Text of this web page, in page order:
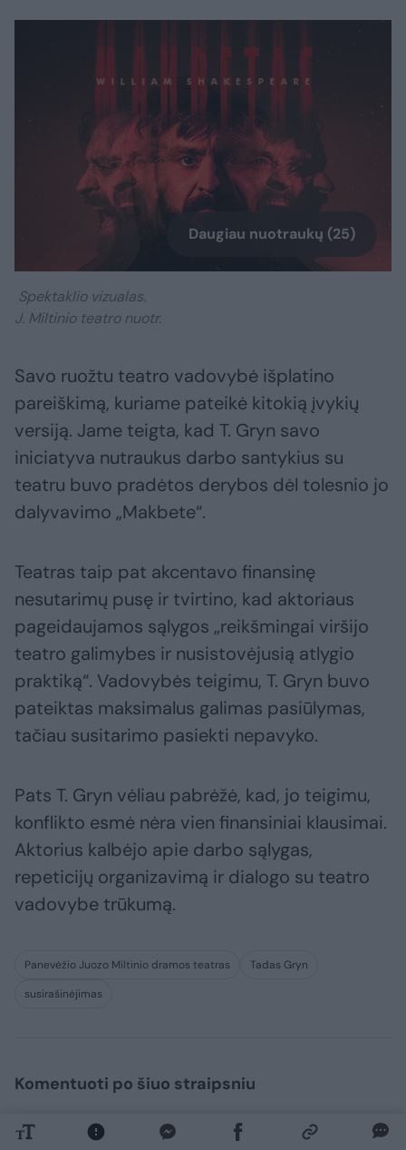
Daugiau nuotraukų (25)
Spektaklio vizualas.
J. Miltinio teatro nuotr.
Savo ruožtu teatro vadovybė išplatino
pareiškimą, kuriame pateikė kitokią įvykių
versiją. Jame teigta, kad T. Gryn savo
iniciatyva nutraukus darbo santykius su
teatru buvo pradėtos derybos dėl tolesnio jo
dalyvavimo „Makbete“.
Teatras taip pat akcentavo finansinę
nesutarimų pusę ir tvirtino, kad aktoriaus
pageidaujamos sąlygos „reikšmingai viršijo
teatro galimybes ir nusistovėjusią atlygio
praktiką“. Vadovybės teigimu, T. Gryn buvo
pateiktas maksimalus galimas pasiūlymas,
tačiau susitarimo pasiekti nepavyko.
Pats T. Gryn vėliau pabrėžė, kad, jo teigimu,
konflikto esmė nėra vien finansiniai klausimai.
Aktorius kalbėjo apie darbo sąlygas,
repeticijų organizavimą ir dialogo su teatro
vadovybe trūkumą.
Panevėžio Juozo Miltinio dramos teatras
Tadas Gryn
susirašinėjimas
Komentuoti po šiuo straipsniu
Komentuoti gali tik Lrytas registruoti vartotojai.